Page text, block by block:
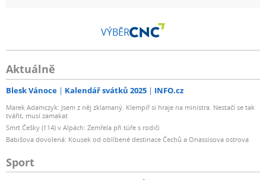
VÝBĚR
Aktuálně
Blesk Vánoce Kalendář svátků 2025 INFO.cz
Marek Adamczyk: Jsem z něj zklamaný. Klempíř si hraje na ministra. Nestačí se tak
tvářit, musí zamakat
Smrt Češky (†14) v Alpách: Zemřela při túře s rodiči
Babišova dovolená: Kousek od oblíbené destinace Čechů a Onassisova ostrova
Sport